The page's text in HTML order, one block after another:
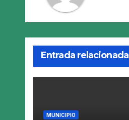
Entrada relacionada
MUNICIPIO